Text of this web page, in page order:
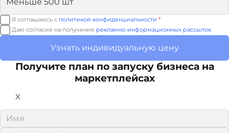
Я соглашаюсь с политикой конфиденциальности *
Даю согласие на получение рекламно-информационных рассылок
Узнать индивидуальную цену
Получите план по запуску бизнеса на
маркетплейсах
X